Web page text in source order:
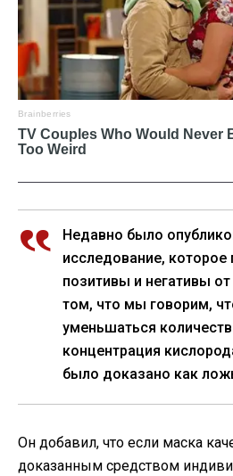
Недавно было
исследование, которое
позитивы и негативы
том, что мы говорим,
уменьшаться
концентрация
было доказано как
Он добавил, что если маска
доказанным средством